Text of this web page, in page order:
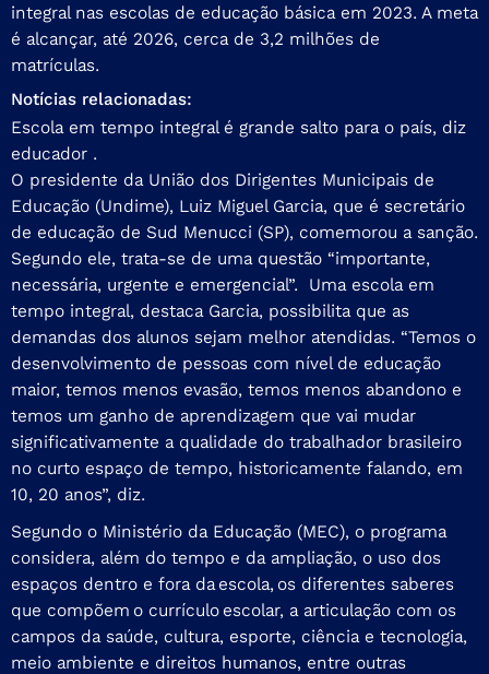
integral nas escolas de educação básica em 2023. A meta
é alcançar, até 2026, cerca de 3,2 milhões de
matrículas.
Notícias relacionadas:
Escola em tempo integral é grande salto para o país, diz
educador .
O presidente da União dos Dirigentes Municipais de
Educação (Undime), Luiz Miguel Garcia, que é secretário
de educação de Sud Menucci (SP), comemorou a sanção.
Segundo ele, trata-se de uma questão “importante,
necessária, urgente e emergencial”. Uma escola em
tempo integral, destaca Garcia, possibilita que as
demandas dos alunos sejam melhor atendidas. “Temos o
desenvolvimento de pessoas com nível de educação
maior, temos menos evasão, temos menos abandono e
temos um ganho de aprendizagem que vai mudar
significativamente a qualidade do trabalhador brasileiro
no curto espaço de tempo, historicamente falando, em
10, 20 anos”, diz.
Segundo o Ministério da Educação (MEC), o programa
considera, além do tempo e da ampliação, o uso dos
espaços dentro e fora da escola, os diferentes saberes
que compõem o currículo escolar, a articulação com os
campos da saúde, cultura, esporte, ciência e tecnologia,
meio ambiente e direitos humanos, entre outras